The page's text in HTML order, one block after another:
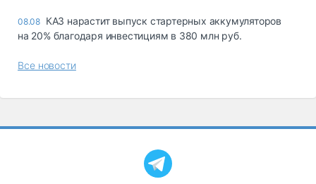
08.08 КАЗ нарастит выпуск стартерных аккумуляторов
на 20% благодаря инвестициям в 380 млн руб.
Все новости